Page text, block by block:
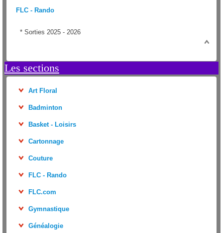
FLC - Rando
* Sorties 2025 - 2026
Les sections
Art Floral
Badminton
Basket - Loisirs
Cartonnage
Couture
FLC - Rando
FLC.com
Gymnastique
Généalogie